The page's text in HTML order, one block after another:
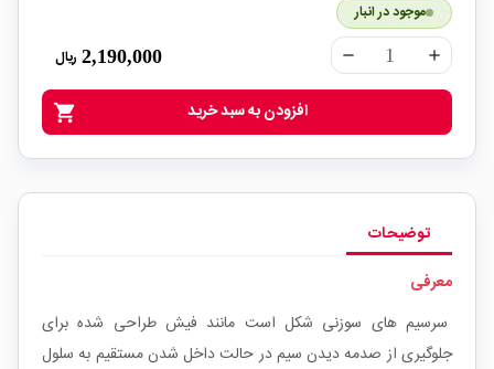
موجود در انبار
remove add
2,190,000 ریال
shopping_cart افزودن به سبد خرید
توضیحات
معرفی
سرسیم های سوزنی شکل است مانند فیش طراحی شده برای
جلوگیری از صدمه دیدن سیم در حالت داخل شدن مستقیم به سلول